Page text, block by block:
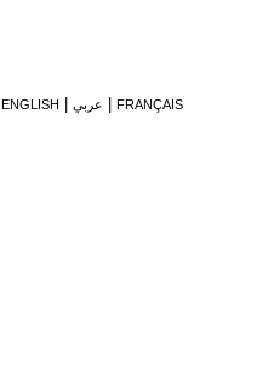
FRANÇAIS عربي ENGLISH